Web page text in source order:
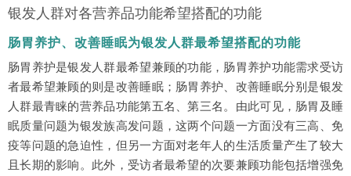
银发人群对各营养品功能希望搭配的功能
肠胃养护、改善睡眠为银发人群最希望搭配的功能
肠胃养护是银发人群最希望兼顾的功能，肠胃养护功能需求受访
者最希望兼顾的则是改善睡眠；肠胃养护、改善睡眠分别是银发
人群最青睐的营养品功能第五名、第三名。由此可见，肠胃及睡
眠质量问题为银发族高发问题，这两个问题一方面没有三高、免
疫等问题的急迫性，但另一方面对老年人的生活质量产生了较大
且长期的影响。此外，受访者最希望的次要兼顾功能包括增强免